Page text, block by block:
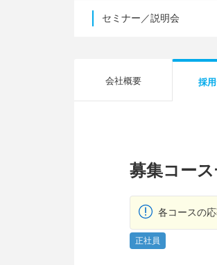
セミナー／説明会
会社概要 採
募集コー
各コースの
正社員